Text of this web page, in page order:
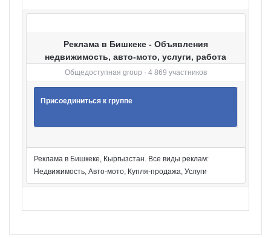
Реклама в Бишкеке - Объявления
недвижимость, авто-мото, услуги, работа
Общедоступная group · 4 869 участников
Присоединиться к группе
Реклама в Бишкеке, Кыргызстан. Все виды реклам:
Недвижимость, Авто-мото, Купля-продажа, Услуги